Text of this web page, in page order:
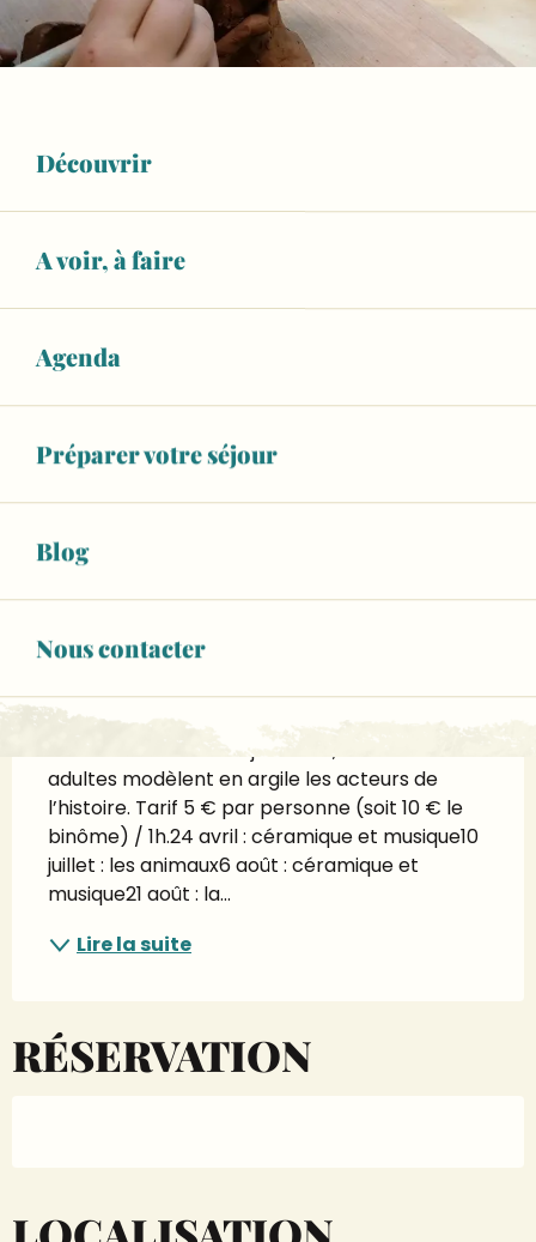
Découvrir
A voir, à faire
Agenda
Préparer votre séjour
Blog
Nous contacter
Ouverture et coordonnées
Horaires non définis
Voir les horaires
Atelier lecture et modelage en binôme
Binôme : enfant de 4 à 7 ans et adulte. Après
la lecture d’un album jeunesse, enfants et
adultes modèlent en argile les acteurs de
l’histoire. Tarif 5 € par personne (soit 10 € le
binôme) / 1h.24 avril : céramique et musique10
juillet : les animaux6 août : céramique et
musique21 août : la...
Lire la suite
RÉSERVATION